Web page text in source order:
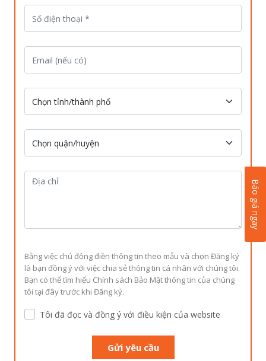
Bằng việc chủ động điền thông tin theo mẫu và chọn Đăng ký
là bạn đồng ý với việc chia sẻ thông tin cá nhân với chúng tôi.
Bạn có thể tìm hiểu Chính sách Bảo Mật thông tin của chúng
tôi tại đây trước khi Đăng ký.
Tôi đã đọc và đồng ý với điều kiện của website
Báo giá ngay